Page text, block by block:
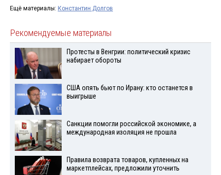
Ещё материалы: Константин Долгов
Рекомендуемые материалы
Протесты в Венгрии: политический кризис
набирает обороты
США опять бьют по Ирану: кто останется в
выигрыше
Санкции помогли российской экономике, а
международная изоляция не прошла
Правила возврата товаров, купленных на
маркетплейсах, предложили уточнить